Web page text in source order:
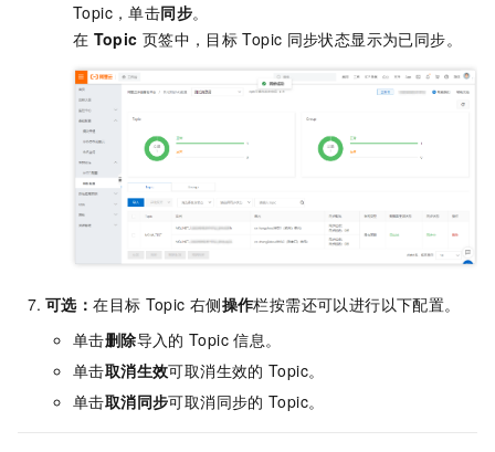
Topic，单击同步。
在 Topic 页签中，目标 Topic 同步状态显示为已同步。
可选：在目标 Topic 右侧操作栏按需还可以进行以下配置。
单击删除导入的 Topic 信息。
单击取消生效可取消生效的 Topic。
单击取消同步可取消同步的 Topic。